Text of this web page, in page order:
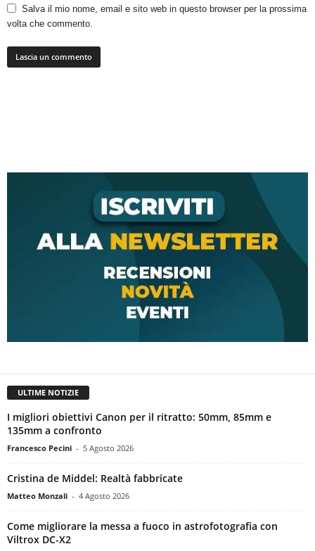
Salva il mio nome, email e sito web in questo browser per la prossima
volta che commento.
ULTIME NOTIZIE
I migliori obiettivi Canon per il ritratto: 50mm, 85mm e
135mm a confronto
Francesco Pecini - 5 Agosto 2026
Cristina de Middel: Realtà fabbricate
Matteo Monzali - 4 Agosto 2026
Come migliorare la messa a fuoco in astrofotografia con
Viltrox DC-X2